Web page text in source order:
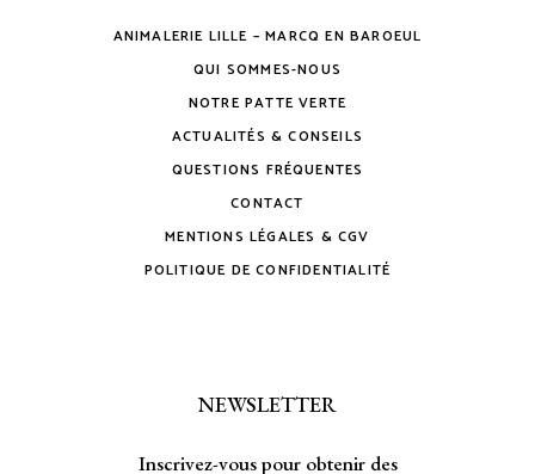
ANIMALERIE LILLE – MARCQ EN BAROEUL
QUI SOMMES-NOUS
NOTRE PATTE VERTE
ACTUALITÉS & CONSEILS
QUESTIONS FRÉQUENTES
CONTACT
MENTIONS LÉGALES & CGV
POLITIQUE DE CONFIDENTIALITÉ
NEWSLETTER
Inscrivez-vous pour obtenir des